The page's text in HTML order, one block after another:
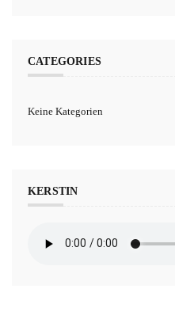
CATEGORIES
Keine Kategorien
KERSTIN